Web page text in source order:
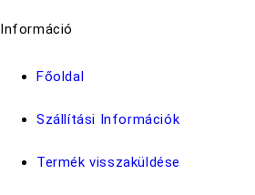
Információ
Főoldal
Szállítási Információk
Termék visszaküldése